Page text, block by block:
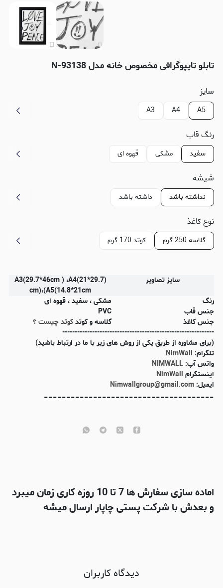
تابلو تایپوگرافی مخصوص خانه مدل N-93138
سایز
A5
A4
A3
رنگ قاب
سفید مشکی قهوه ای
شیشه
نداشته باشد داشته باشد
نوع کاغذ
گلاسه 250 گرم کوتد 170 گرم
سایز تصاویر
(A3(29.7*46cm ) ،A4(21*29.7
cm)،(A5(14.8*21cm
رنگ
مشکی ، سفید ، قهوه ای
جنس قاب
PVC
جنس کاغذ
گلاسه و کوتدکوتد چیست ؟
-------------------------------------------------------------
(برای مشاوره از طریق یکی از روش های زیر با ما در ارتباط باشید)
تلگرام: NimWall
واتس آپ: NIMWALL
اینستگرام NimWall
ایمیل: Nimwallgroup@gmail.com
--------------------------------------
اماده سازی سفارش ها 7 تا 10 روزه کاری زمان میبرد
و بعدش با شرکت پستی چاپار ارسال میشه
دیدگاه کاربران